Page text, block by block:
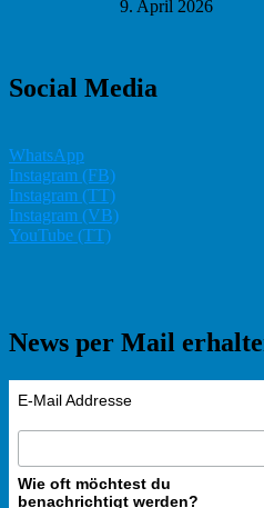
9. April 2026
Social Media
WhatsApp
Instagram (FB)
Instagram (TT)
Instagram (VB)
YouTube (TT)
News per Mail
E-Mail Addresse
Wie oft möchtest du
benachrichtigt werden?